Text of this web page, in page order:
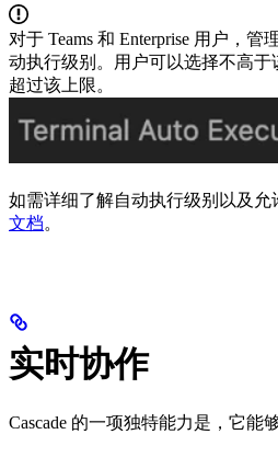
对于 Teams 和 Enterprise 用户，
动执行级别。用户可以选择不高
超过该上限。
如需详细了解自动执行级别以及允
文档。
实时协作
Cascade 的一项独特能力是，它能